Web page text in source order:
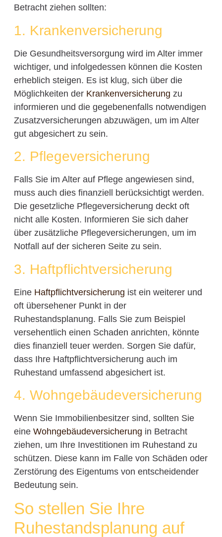
Betracht ziehen sollten:
1. Krankenversicherung
Die Gesundheitsversorgung wird im Alter immer
wichtiger, und infolgedessen können die Kosten
erheblich steigen. Es ist klug, sich über die
Möglichkeiten der Krankenversicherung zu
informieren und die gegebenenfalls notwendigen
Zusatzversicherungen abzuwägen, um im Alter
gut abgesichert zu sein.
2. Pflegeversicherung
Falls Sie im Alter auf Pflege angewiesen sind,
muss auch dies finanziell berücksichtigt werden.
Die gesetzliche Pflegeversicherung deckt oft
nicht alle Kosten. Informieren Sie sich daher
über zusätzliche Pflegeversicherungen, um im
Notfall auf der sicheren Seite zu sein.
3. Haftpflichtversicherung
Eine Haftpflichtversicherung ist ein weiterer und
oft übersehener Punkt in der
Ruhestandsplanung. Falls Sie zum Beispiel
versehentlich einen Schaden anrichten, könnte
dies finanziell teuer werden. Sorgen Sie dafür,
dass Ihre Haftpflichtversicherung auch im
Ruhestand umfassend abgesichert ist.
4. Wohngebäudeversicherung
Wenn Sie Immobilienbesitzer sind, sollten Sie
eine Wohngebäudeversicherung in Betracht
ziehen, um Ihre Investitionen im Ruhestand zu
schützen. Diese kann im Falle von Schäden oder
Zerstörung des Eigentums von entscheidender
Bedeutung sein.
So stellen Sie Ihre
Ruhestandsplanung auf